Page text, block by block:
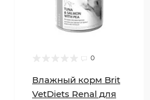
0
Влажный корм Brit
VetDiets Renal для